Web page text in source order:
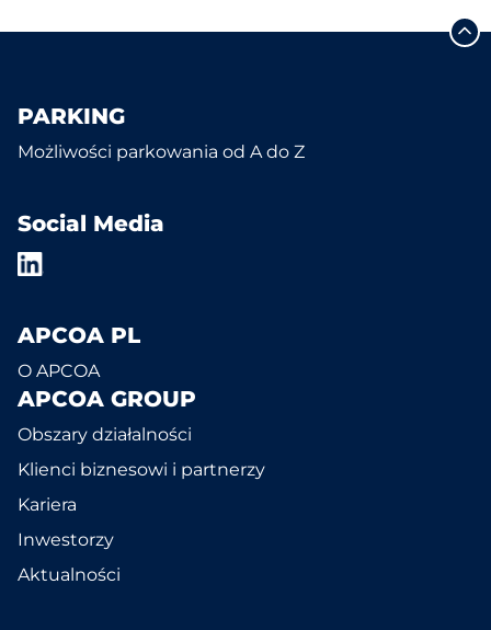
PARKING
Możliwości parkowania od A do Z
Social Media
APCOA PL
O APCOA
APCOA GROUP
Obszary działalności
Klienci biznesowi i partnerzy
Kariera
Inwestorzy
Aktualności